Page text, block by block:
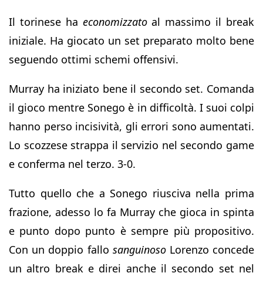
Il torinese ha economizzatoal massimo il break
iniziale. Ha giocato un set preparato molto bene
seguendo ottimi schemi offensivi.
Murray ha iniziato bene il secondo set. Comanda
il gioco mentre Sonego è in difficoltà. I suoi colpi
hanno perso incisività, gli errori sono aumentati.
Lo scozzese strappa il servizio nel secondo game
e conferma nel terzo. 3-0.
Tutto quello che a Sonego riusciva nella prima
frazione, adesso lo fa Murray che gioca in spinta
e punto dopo punto è sempre più propositivo.
Con un doppio fallo sanguinosoLorenzo concede
un altro break e direi anche il secondo set nel